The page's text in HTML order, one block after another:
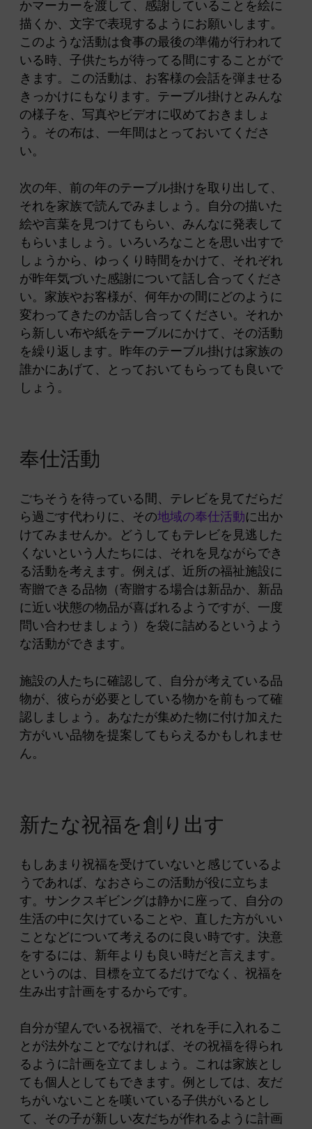
かマーカーを渡して、感謝していることを絵に
描くか、文字で表現するようにお願いします。
このような活動は食事の最後の準備が行われて
いる時、子供たちが待ってる間にすることがで
きます。この活動は、お客様の会話を弾ませる
きっかけにもなります。テーブル掛けとみんな
の様子を、写真やビデオに収めておきましょ
う。その布は、一年間はとっておいてくださ
い。
次の年、前の年のテーブル掛けを取り出して、
それを家族で読んでみましょう。自分の描いた
絵や言葉を見つけてもらい、みんなに発表して
もらいましょう。いろいろなことを思い出すで
しょうから、ゆっくり時間をかけて、それぞれ
が昨年気づいた感謝について話し合ってくださ
い。家族やお客様が、何年かの間にどのように
変わってきたのか話し合ってください。それか
ら新しい布や紙をテーブルにかけて、その活動
を繰り返します。昨年のテーブル掛けは家族の
誰かにあげて、とっておいてもらっても良いで
しょう。
奉仕活動
ごちそうを待っている間、テレビを見てだらだ
ら過ごす代わりに、その地域の奉仕活動に出か
けてみませんか。どうしてもテレビを見逃した
くないという人たちには、それを見ながらでき
る活動を考えます。例えば、近所の福祉施設に
寄贈できる品物（寄贈する場合は新品か、新品
に近い状態の物品が喜ばれるようですが、一度
問い合わせましょう）を袋に詰めるというよう
な活動ができます。
施設の人たちに確認して、自分が考えている品
物が、彼らが必要としている物かを前もって確
認しましょう。あなたが集めた物に付け加えた
方がいい品物を提案してもらえるかもしれませ
ん。
新たな祝福を創 り出す
もしあまり祝福を受けていないと感じているよ
うであれば、なおさらこの活動が役に立ちま
す。サンクスギビングは静かに座って、自分の
生活の中に欠けていることや、直した方がいい
ことなどについて考えるのに良い時です。決意
をするには、新年よりも良い時だと言えます。
というのは、目標を立てるだけでなく、祝福を
生み出す計画をするからです。
自分が望んでいる祝福で、それを手に入れるこ
とが法外なことでなければ、その祝福を得られ
るように計画を立てましょう。これは家族とし
ても個人としてもできます。例としては、友だ
ちがいないことを嘆いている子供がいるとし
て、その子が新しい友だちが作れるように計画